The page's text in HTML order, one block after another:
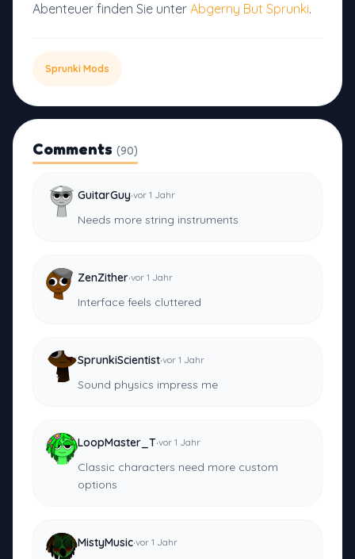
Abenteuer finden Sie unter Abgerny But Sprunki.
Sprunki Mods
Comments (90)
GuitarGuy·vor 1 Jahr
Needs more string instruments
ZenZither·vor 1 Jahr
Interface feels cluttered
SprunkiScientist·vor 1 Jahr
Sound physics impress me
LoopMaster_T·vor 1 Jahr
Classic characters need more custom
options
MistyMusic·vor 1 Jahr